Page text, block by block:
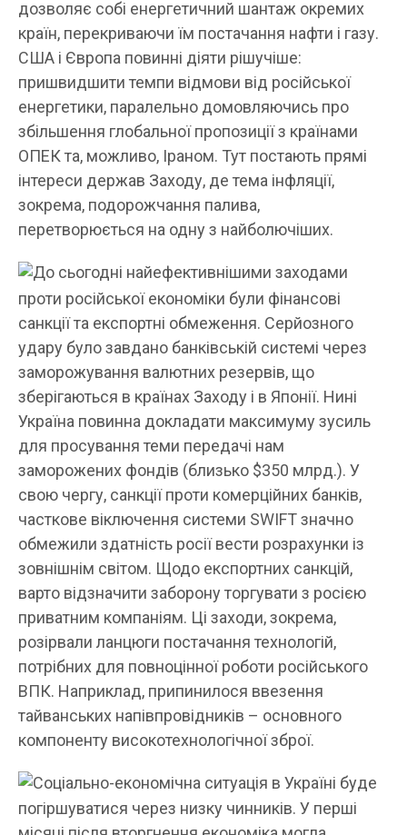
дозволяє собі енергетичний шантаж окремих
країн, перекриваючи їм постачання нафти і газу.
США і Європа повинні діяти рішучіше:
пришвидшити темпи відмови від російської
енергетики, паралельно домовляючись про
збільшення глобальної пропозиції з країнами
ОПЕК та, можливо, Іраном. Тут постають прямі
інтереси держав Заходу, де тема інфляції,
зокрема, подорожчання палива,
перетворюється на одну з найболючіших.
До сьогодні найефективнішими заходами
проти російської економіки були фінансові
санкції та експортні обмеження. Серйозного
удару було завдано банківській системі через
заморожування валютних резервів, що
зберігаються в країнах Заходу і в Японії. Нині
Україна повинна докладати максимуму зусиль
для просування теми передачі нам
заморожених фондів (близько $350 млрд.). У
свою чергу, санкції проти комерційних банків,
часткове віключення системи SWIFT значно
обмежили здатність росії вести розрахунки із
зовнішнім світом. Щодо експортних санкцій,
варто відзначити заборону торгувати з росією
приватним компаніям. Ці заходи, зокрема,
розірвали ланцюги постачання технологій,
потрібних для повноцінної роботи російського
ВПК. Наприклад, припинилося ввезення
тайванських напівпровідників – основного
компоненту високотехнологічної зброї.
Соціально-економічна ситуація в Україні буде
погіршуватися через низку чинників. У перші